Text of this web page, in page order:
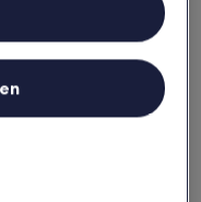
hotels in de